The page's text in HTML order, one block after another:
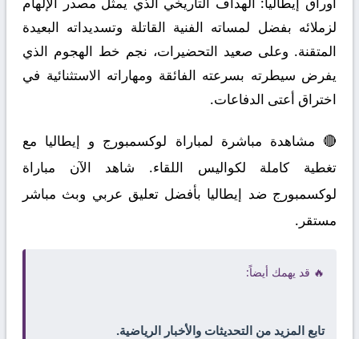
لزملائه بفضل لمساته الفنية القاتلة وتسديداته البعيدة
المتقنة. وعلى صعيد التحضيرات، نجم خط الهجوم الذي
يفرض سيطرته بسرعته الفائقة ومهاراته الاستثنائية في
اختراق أعتى الدفاعات.
🔴 مشاهدة مباشرة لمباراة لوكسمبورج و إيطاليا مع
تغطية كاملة لكواليس اللقاء. شاهد الآن مباراة
لوكسمبورج ضد إيطاليا بأفضل تعليق عربي وبث مباشر
مستقر.
🔥 قد يهمك أيضاً:
تابع المزيد من التحديثات والأخبار الرياضية.